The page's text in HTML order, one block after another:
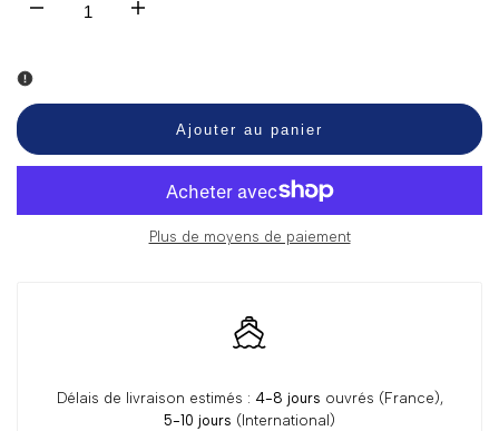
Diminuer
pour
Foulard
Augmenter
pour
Foulard
Ajouter au panier
Plus de moyens de paiement
Délais de livraison estimés : 4-8 jours ouvrés (France),
5-10 jours (International)